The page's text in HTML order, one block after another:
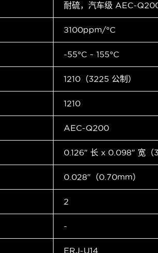
耐硫，汽车级 AEC-
±100ppm/°C
-55°C ~ 155°C
1210（3225 公制）
1210
AEC-Q200
0.126" 长 x 0.098" 宽（
0.028"（0.70mm）
2
-
ERJ-U14